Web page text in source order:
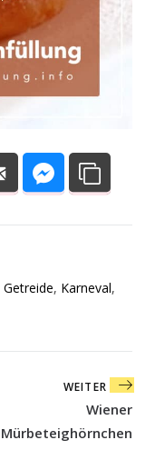
Getreide, Karneval,
WEITER
Wiener
Mürbeteighörnchen